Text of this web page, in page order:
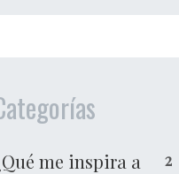
me inspira a
2